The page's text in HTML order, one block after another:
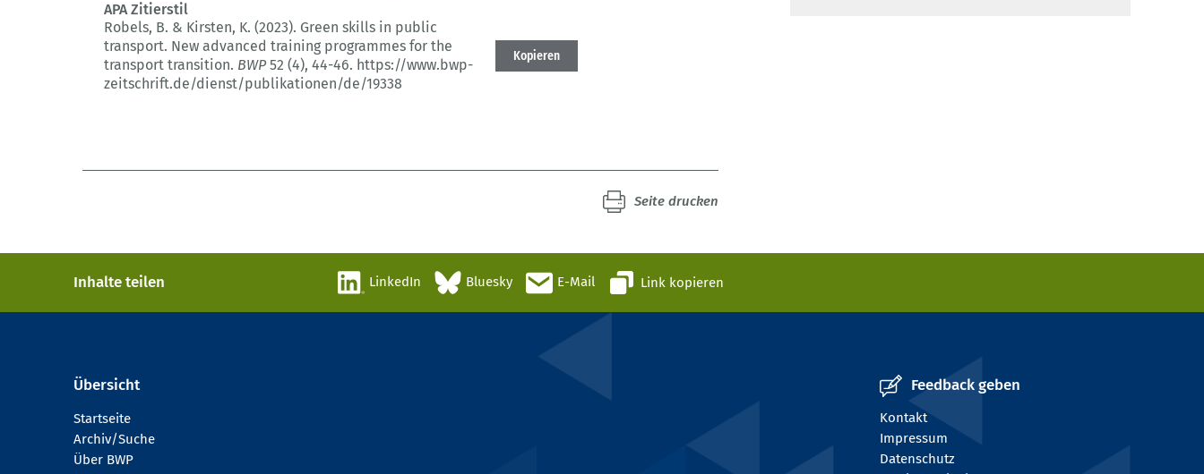
APA Zitierstil
Robels, B. & Kirsten, K. (2023). Green skills in public
transport. New advanced training programmes for the
transport transition. BWP52 (4), 44-46. https://www.bwp-
zeitschrift.de/dienst/publikationen/de/19338
Kopieren
Seite drucken
Inhalte teilen LinkedIn Bluesky E-Mail Link kopieren
Übersicht
Startseite
Archiv/Suche
Über BWP
Feedback geben
Kontakt
Impressum
Datenschutz